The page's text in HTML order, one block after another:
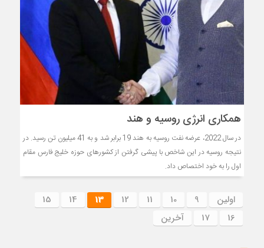
همکاری انرژی روسیه و هند
در سال 2022، عرضه نفت روسیه به هند 19 برابر شد و به 41 میلیون تن رسید. در
نتیجه روسیه در این شاخص با پیشی گرفتن از کشورهای حوزه خلیج فارس مقام
اول را به خود اختصاص داد.
اولین 9
10
11
12
13
14
15
16
17 آخرین